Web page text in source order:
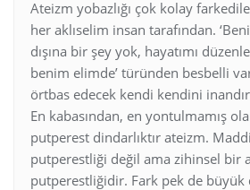
Ateizm yobazlığı çok kolay
her aklıselim insan tarafından.
dışına bir şey yok, hayatımı
benim elimde’ türünden besbelli
örtbas edecek kendi kendini
En kabasından, en yontulmamış
putperest dindarlıktır ateizm.
putperestliği değil ama zihinsel bir
putperestliğidir. Fark pek de büyük